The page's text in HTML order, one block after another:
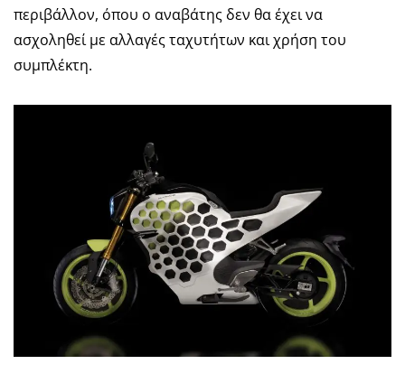
περιβάλλον, όπου ο αναβάτης δεν θα έχει να
ασχοληθεί με αλλαγές ταχυτήτων και χρήση του
συμπλέκτη.